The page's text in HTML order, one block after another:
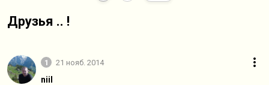
Друзья .. !
1 21 нояб. 2014
niil